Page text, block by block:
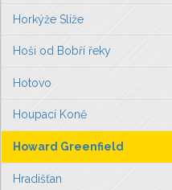
Horkýže Slíže
Hoši od Bobří řeky
Hotovo
Houpací Koně
Howard Greenfield
Hradišťan